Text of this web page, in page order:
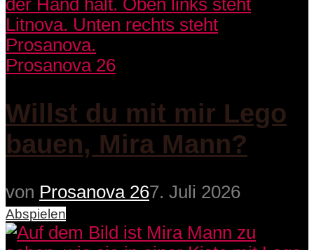
Prosanova 26
Willst du mit mir Lego
bauen, Mira Mann?
von Prosanova 267. Juli 2026
Abspielen